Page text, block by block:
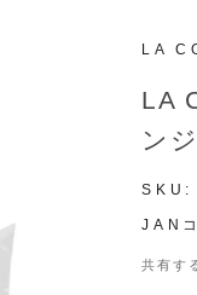
LA
LA
ン
JAN
共有す